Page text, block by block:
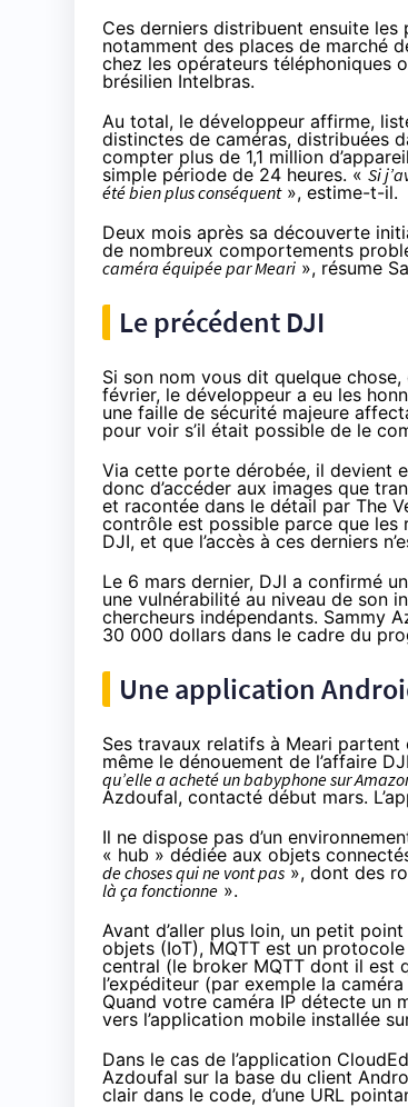
Ces derniers distribuent ensuite
notamment des places de marché
chez les opérateurs téléphoniques
brésilien Intelbras.
Au total, le développeur affirme,
distinctes de caméras, distribuées
compter plus de 1,1 million
simple période de 24 heures. «Si
été bien plus conséquent», estime-t-il.
Deux mois après sa découverte
de nombreux comportements
caméra équipée par Meari », résume
Le précédent DJI
Si son nom vous dit quelque chose,
février, le développeur a eu les
une faille de sécurité majeure
pour voir s’il était possible de le
Via cette porte dérobée, il devient
donc d’accéder aux images que
et racontée dans le détail par The
contrôle est possible parce que les
DJI, et que l’accès à ces derniers
Le 6 mars dernier, DJI a confirmé
une vulnérabilité au niveau de son
chercheurs indépendants. Sammy
30 000 dollars dans le cadre du
Une application
Ses travaux relatifs à Meari partent
même le dénouement de l’affaire
qu’elle a acheté un babyphone sur
Azdoufal, contacté début mars.
Il ne dispose pas d’un
« hub » dédiée aux objets
de choses qui ne vont pas », dont des
là ça fonctionne ».
Avant d’aller plus loin, un petit
objets (IoT), MQTT est un protocole
central (le broker MQTT dont il est
l’expéditeur (par exemple la
Quand votre caméra IP détecte un
vers l’application mobile installée
Dans le cas de l’application
Azdoufal sur la base du client
clair dans le code, d’une URL